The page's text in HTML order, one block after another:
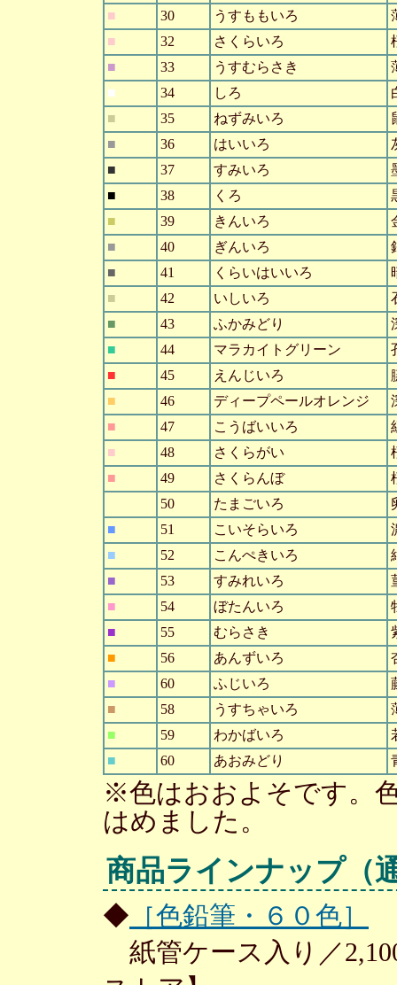
■
30 うすももいろ
■
32 さくらいろ
■
33 うすむらさき
■
34 しろ
■
35 ねずみいろ
■
36 はいいろ
■
37 すみいろ
■
38 くろ
■
39 きんいろ
■
40 ぎんいろ
■
41 くらいはいいろ
■
42 いしいろ
■
43 ふかみどり
■
44 マラカイトグリーン
■
45 えんじいろ
■
46 ディープペールオレンジ
■
47 こうばいいろ
■
48 さくらがい
■
49 さくらんぼ
50 たまごいろ
■
51 こいそらいろ
■
52 こんぺきいろ
■
53 すみれいろ
■
54 ぼたんいろ
■
55 むらさき
■
56 あんずいろ
■
60 ふじいろ
■
58 うすちゃいろ
■
59 わかばいろ
■
60 あおみどり
※色はおおよそです。
はめました。
商品ラインナップ（
◆ ［色鉛筆・６０色］
紙管ケース入り／